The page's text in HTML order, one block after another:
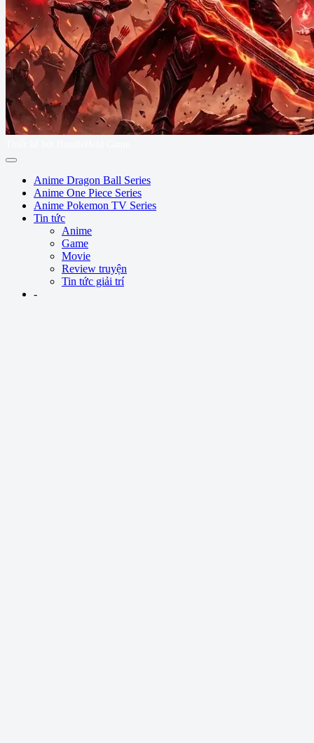
Anime Dragon Ball Series
Anime One Piece Series
Anime Pokemon TV Series
Tin tức
Anime
Game
Movie
Review truyện
Tin tức giải trí
-